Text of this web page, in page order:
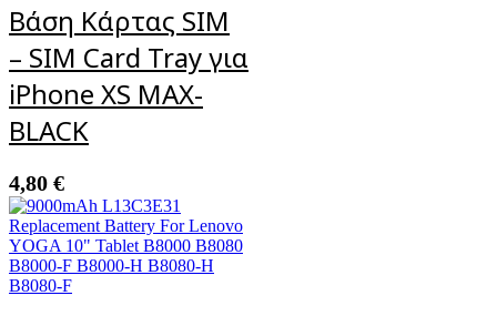
Βάση Κάρτας SIM
– SIM Card Tray για
iPhone XS MAX-
BLACK
4,80 €